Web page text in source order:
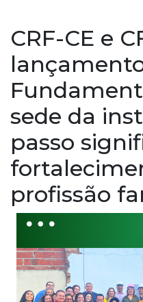
CRF-CE e
sede da
passo
profissão